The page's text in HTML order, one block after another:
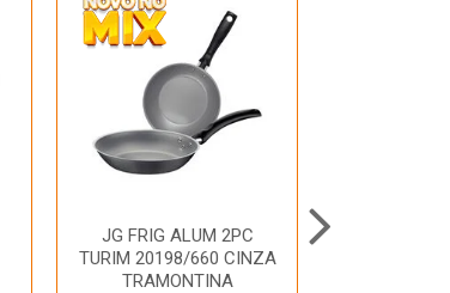
JG FRIG ALUM 2PC
TURIM 20198/660 CINZA
TRAMONTINA